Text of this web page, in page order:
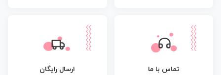
تماس با ما ارسال رایگان